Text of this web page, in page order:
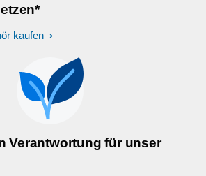
kaufen
Verantwortung für unser